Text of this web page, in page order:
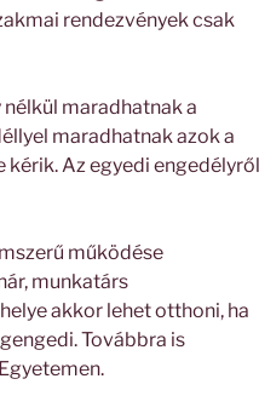
rendezvények csak
maradhatnak a
maradhatnak azok a
Az egyedi engedélyről
működése
munkatárs
akkor lehet otthoni, ha
Továbbra is